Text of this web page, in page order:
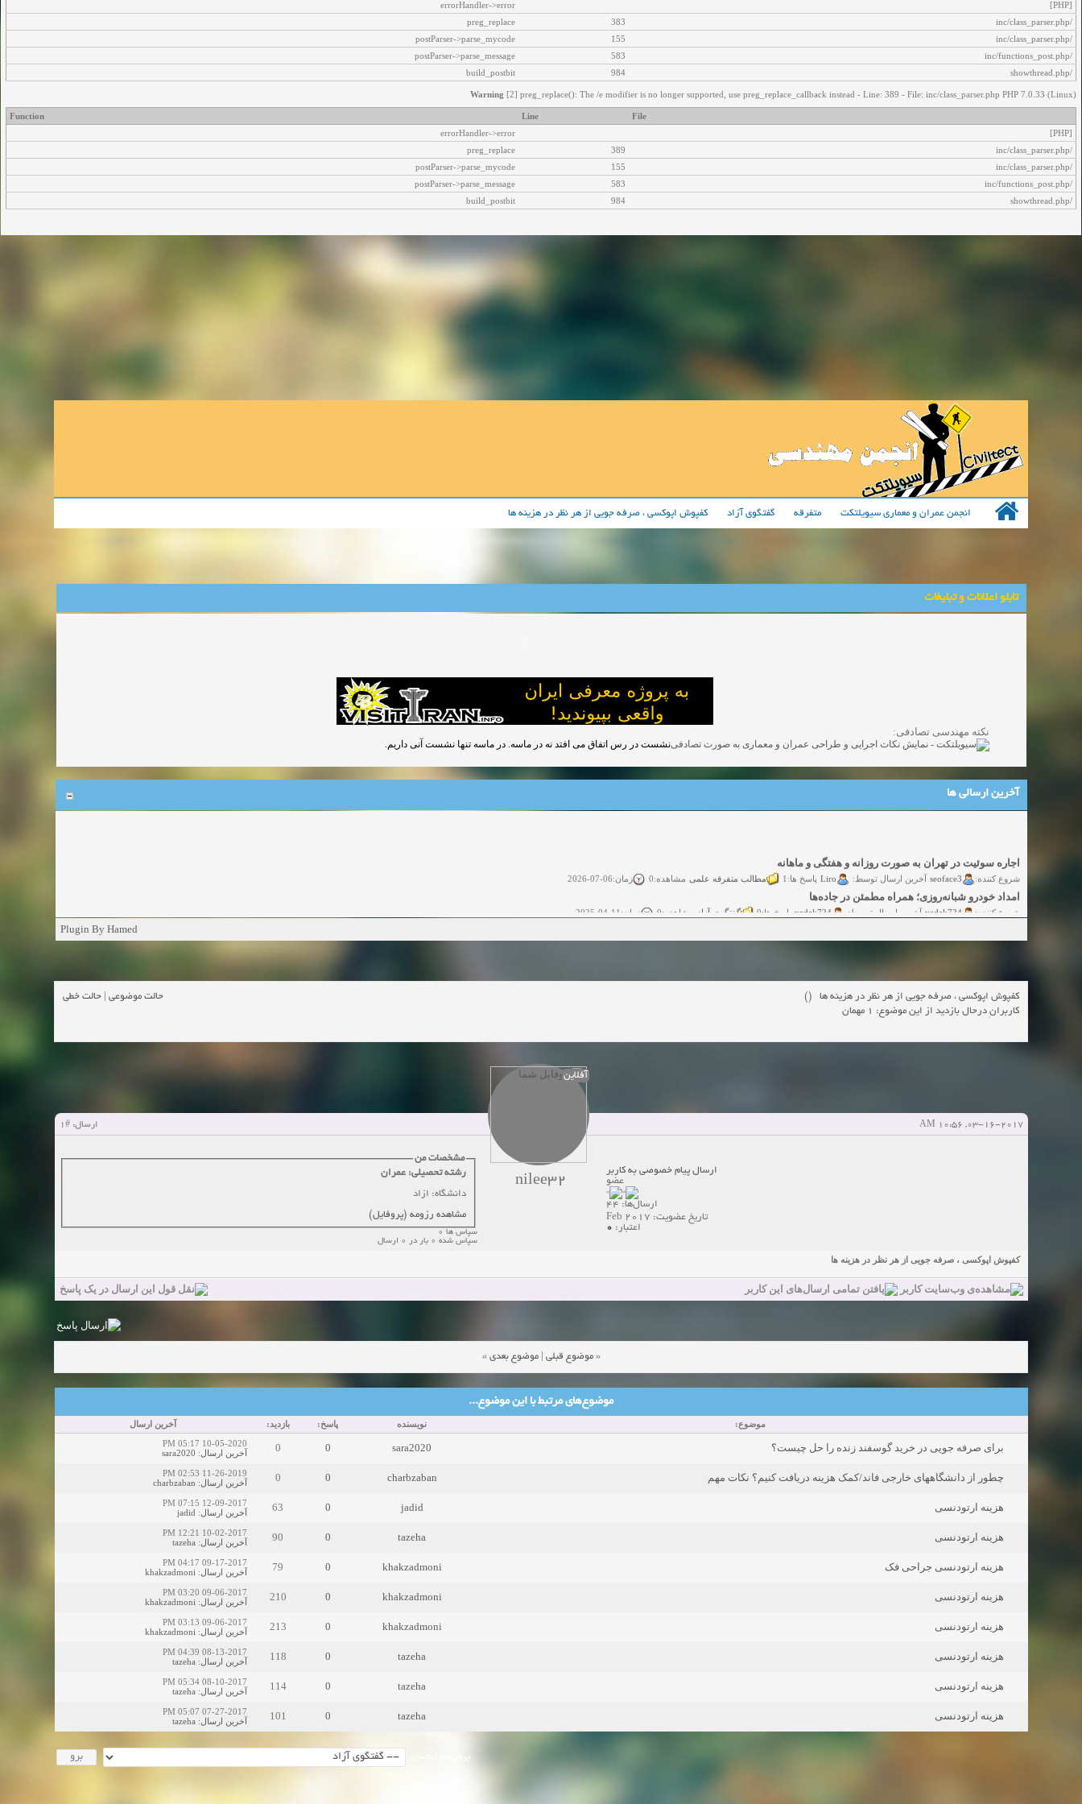
[PHP]
errorHandler->error
/inc/class_parser.php
383
preg_replace
/inc/class_parser.php
155
postParser->parse_mycode
/inc/functions_post.php
583
postParser->parse_message
/showthread.php
984
build_postbit
Warning [2] preg_replace(): The /e modifier is no longer supported, use preg_replace_callback instead - Line: 389 - File: inc/class_parser.php PHP 7.0.33 (Linux)
File
Line
Function
[PHP]
errorHandler->error
/inc/class_parser.php
389
preg_replace
/inc/class_parser.php
155
postParser->parse_mycode
/inc/functions_post.php
583
postParser->parse_message
/showthread.php
984
build_postbit
انجمن عمران و معماری سیویلتکت متفرقه گفتگوی آزاد کفپوش اپوکسی ، صرفه جویی از هر نظر در هزینه ها
تابلو اعلانات و تبلیغات
نکته مهندسی تصادفی:
نشست در رس اتفاق می افتد نه در ماسه. در ماسه تنها نشست آنی داریم.
آخرین ارسالی ها
اجاره سوئیت در تهران به صورت روزانه و هفتگی و ماهانه
شروع کننده: seoface3 آخرین ارسال توسط: Liro پاسخ ها:1
امداد خودرو شبانه‌روزی؛ همراه مطمئن در جاده‌ها
شروع کننده: yadak724 آخرین ارسال توسط: yadak724
امور حقوقی تخصصی در زمینه‌های تجاری، پیمانکاری و ساختمانی
انواع پمپ و الکتروموتور
شروع کننده: pumpy آخرین ارسال توسط: پاسخ ها:0
زمان:10-21-2024
Girls in your town for night - Real-life Females
دعوت به همکاری مشاهده:0
Plugin By Hamed
حالت موضوعی| حالت خطی
کفپوش اپوکسی ، صرفه جویی از هر نظر در هزینه ها ()
کاربرانِ درحال بازدید از این موضوع: 1 مهمان
03-16-2017, 10:56 AM ارسال:#1
آفلاین
nilee32
ارسال پیام خصوصی به کاربر
عضو
ارسال‌ها: 44
تاریخ عضویت: Feb 2017
اعتبار: 0
مشخصات من
رشته تحصیلی: عمران
دانشگاه: ازاد
مشاهده رزومه (پروفایل)
سپاس ها 0
سپاس شده 0 بار در 0 ارسال
کفپوش اپوکسی ، صرفه جویی از هر نظر در هزینه ها
«موضوع قبلی |موضوع بعدی »
موضوع‌های مرتبط با این موضوع...
موضوع: نویسنده پاسخ: بازدید: آخرین ارسال
برای صرفه جویی در خرید گوسفند زنده را حل چیست؟ sara2020
0
0
10-05-2020 05:17 PM
آخرین ارسال:
sara2020
چطور از دانشگاههای خارجی فاند/کمک هزینه دریافت کنیم؟ نکات مهم charbzaban
0
0
11-26-2019 02:53 PM
آخرین ارسال:
charbzaban
هزینه ارتودنسی jadid
0
63
12-09-2017 07:15 PM
آخرین ارسال:
jadid
هزینه ارتودنسی tazeha
0
90
10-02-2017 12:21 PM
آخرین ارسال:
tazeha
هزینه ارتودنسی جراحی فک khakzadmoni
0
79
09-17-2017 04:17 PM
آخرین ارسال:
khakzadmoni
هزینه ارتودنسی khakzadmoni
0
210
09-06-2017 03:20 PM
آخرین ارسال:
khakzadmoni
هزینه ارتودنسی khakzadmoni
0
213
09-06-2017 03:13 PM
آخرین ارسال:
khakzadmoni
هزینه ارتودنسی tazeha
0
118
08-13-2017 04:39 PM
آخرین ارسال:
tazeha
هزینه ارتودنسی tazeha
0
114
08-10-2017 05:34 PM
آخرین ارسال:
tazeha
هزینه ارتودنسی tazeha
0
101
07-27-2017 05:07 PM
آخرین ارسال:
tazeha
پرش به انجمن: